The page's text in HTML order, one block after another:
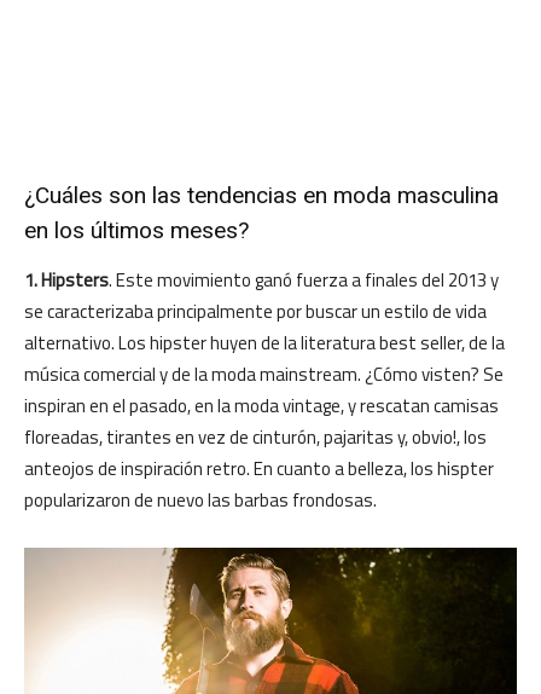
¿Cuáles son las tendencias en moda masculina
en los últimos meses?
1. Hipsters. Este movimiento ganó fuerza a finales del 2013 y
se caracterizaba principalmente por buscar un estilo de vida
alternativo. Los hipster huyen de la literatura best seller, de la
música comercial y de la moda mainstream. ¿Cómo visten? Se
inspiran en el pasado, en la moda vintage, y rescatan camisas
floreadas, tirantes en vez de cinturón, pajaritas y, obvio!, los
anteojos de inspiración retro. En cuanto a belleza, los hispter
popularizaron de nuevo las barbas frondosas.